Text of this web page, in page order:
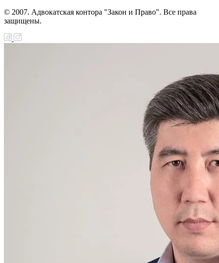
© 2007. Адвокатская контора "Закон и Право". Все права
защищены.